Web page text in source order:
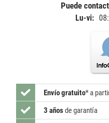
Puede
Lu-vi:
Envío gratuito* a
3 añosde garantía